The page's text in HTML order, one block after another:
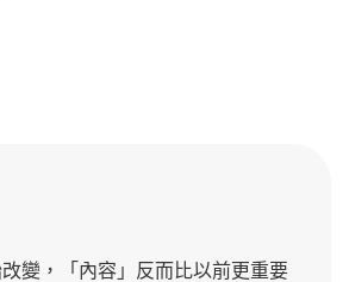
變，「內容」反而比以前更重要